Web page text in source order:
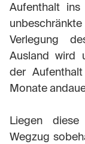
Aufenthalt
Verlegung
Ausland wird
der
Monate
Liegen
Wegzug